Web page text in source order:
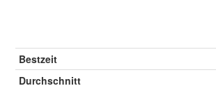
Bestzeit
Durchschnitt